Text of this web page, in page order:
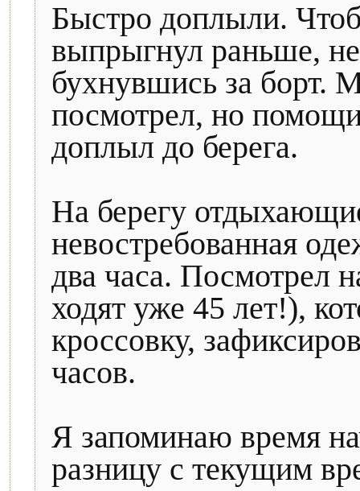
Быстро доплыли.
выпрыгнул раньше,
бухнувшись за борт.
посмотрел, но
доплыл до берега.
На берегу
невостребованная
два часа. Посмотрел
ходят уже 45 лет!),
кроссовку,
часов.
Я запоминаю время
разницу с текущим